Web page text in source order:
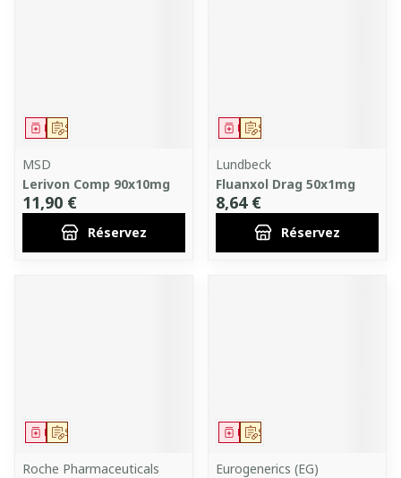
Sur prescription
Médicament
MSD
Lerivon Comp 90x10mg
11,90 €
Réservez
Sur prescription
Médicament
Lundbeck
Fluanxol Drag 50x1mg
8,64 €
Réservez
Sur prescription
Médicament
Roche Pharmaceuticals
Sur prescription
Médicament
Eurogenerics (EG)